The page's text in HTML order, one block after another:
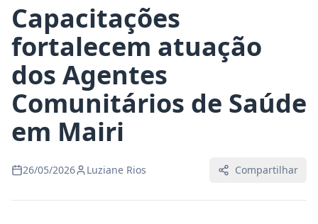
Capacitações
fortalecem atuação
dos Agentes
Comunitários de Saúde
em Mairi
26/05/2026 Luziane Rios Compartilhar